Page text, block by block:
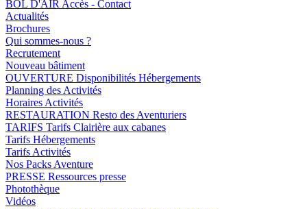
BOL D'AIR Accès - Contact
Actualités
Brochures
Qui sommes-nous ?
Recrutement
Nouveau bâtiment
OUVERTURE Disponibilités Hébergements
Planning des Activités
Horaires Activités
RESTAURATION Resto des Aventuriers
TARIFS Tarifs Clairière aux cabanes
Tarifs Hébergements
Tarifs Activités
Nos Packs Aventure
PRESSE Ressources presse
Photothèque
Vidéos